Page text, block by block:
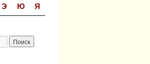
Э Ю Я